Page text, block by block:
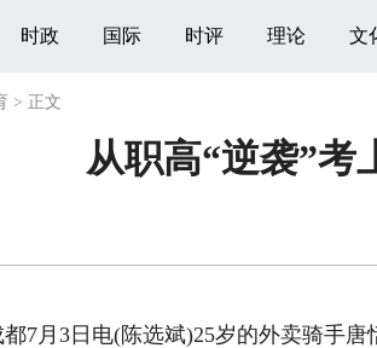
时政 国际 时评 理论 文
> 正文
从职高“逆袭”考
月3日电(陈选斌)25岁的外卖骑手唐